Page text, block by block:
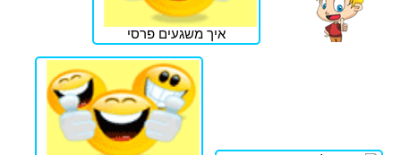
איך משגעים פרסי